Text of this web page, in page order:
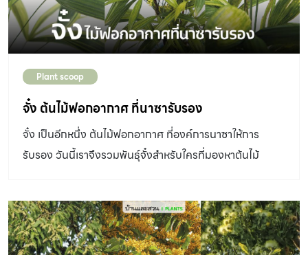
Plant scoop
จั๋ง ต้นไม้ฟอกอากาศ ที่นาซารับรอง
จั๋ง เป็นอีกหนึ่ง ต้นไม้ฟอกอากาศ ที่องค์การนาซาให้การ
รับรอง วันนี้เราจึงรวมพันธุ์จั๋งสำหรับใครที่มองหาต้นไม้
ไม้ยอดนิยม